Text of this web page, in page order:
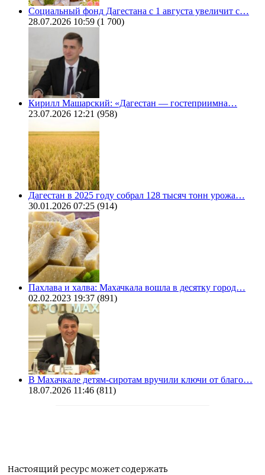
Социальный фонд Дагестана с 1 августа увеличит с…
28.07.2026 10:59 (1 700)
Кирилл Машарский: «Дагестан — гостеприимна…
23.07.2026 12:21 (958)
Дагестан в 2025 году собрал 128 тысяч тонн урожа…
30.01.2026 07:25 (914)
Пахлава и халва: Махачкала вошла в десятку город…
02.02.2023 19:37 (891)
В Махачкале детям-сиротам вручили ключи от благо…
18.07.2026 11:46 (811)
Настоящий ресурс может содержать